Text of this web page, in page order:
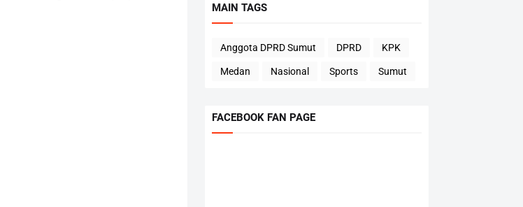
MAIN TAGS
Anggota DPRD Sumut DPRD KPK
Medan Nasional Sports Sumut
FACEBOOK FAN PAGE